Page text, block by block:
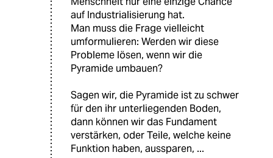
auf Industrialisierung hat.
Man muss die Frage vielleicht
umformulieren: Werden wir diese
Probleme lösen, wenn wir die
Pyramide umbauen?
Sagen wir, die Pyramide ist zu schwer
für den ihr unterliegenden Boden,
dann können wir das Fundament
verstärken, oder Teile, welche keine
Funktion haben, aussparen, ...